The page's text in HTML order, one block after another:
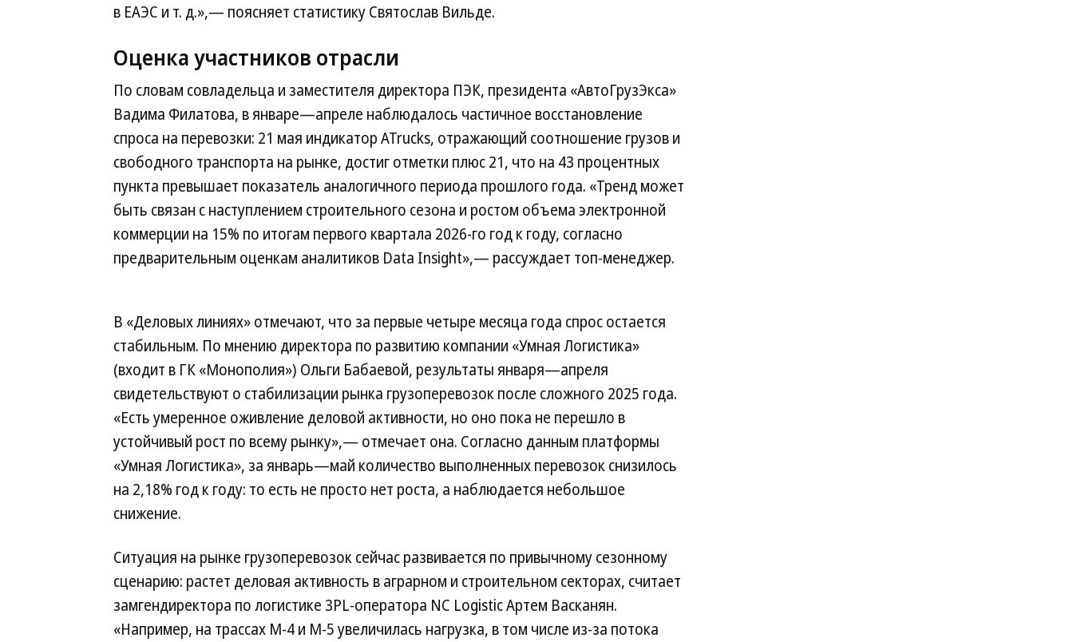
в ЕАЭС и т. д.»,— поясняет статистику Святослав Вильде.
Оценка участников отрасли
По словам совладельца и заместителя директора ПЭК, президента «АвтоГрузЭкса»
Вадима Филатова, в январе—апреле наблюдалось частичное восстановление
спроса на перевозки: 21 мая индикатор ATrucks, отражающий соотношение грузов и
свободного транспорта на рынке, достиг отметки плюс 21, что на 43 процентных
пункта превышает показатель аналогичного периода прошлого года. «Тренд может
быть связан с наступлением строительного сезона и ростом объема электронной
коммерции на 15% по итогам первого квартала 2026-го год к году, согласно
предварительным оценкам аналитиков Data Insight»,— рассуждает топ-менеджер.
В «Деловых линиях» отмечают, что за первые четыре месяца года спрос остается
стабильным. По мнению директора по развитию компании «Умная Логистика»
(входит в ГК «Монополия») Ольги Бабаевой, результаты января—апреля
свидетельствуют о стабилизации рынка грузоперевозок после сложного 2025 года.
«Есть умеренное оживление деловой активности, но оно пока не перешло в
устойчивый рост по всему рынку»,— отмечает она. Согласно данным платформы
«Умная Логистика», за январь—май количество выполненных перевозок снизилось
на 2,18% год к году: то есть не просто нет роста, а наблюдается небольшое
снижение.
Ситуация на рынке грузоперевозок сейчас развивается по привычному сезонному
сценарию: растет деловая активность в аграрном и строительном секторах, считает
замгендиректора по логистике 3PL-оператора NC Logistic Артем Васканян.
«Например, на трассах М-4 и М-5 увеличилась нагрузка, в том числе из-за потока